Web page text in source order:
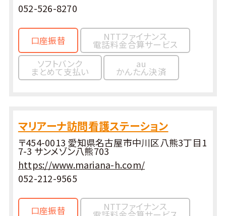
052-526-8270
口座振替 NTTファイナンス
電話料金合算サービス
ソフトバンク
まとめて支払い
au
かんたん決済
マリアーナ訪問看護ステーション
〒454-0013 愛知県名古屋市中川区八熊3丁目1
7-3 サンメゾン八熊703
https://www.mariana-h.com/
052-212-9565
口座振替 NTTファイナンス